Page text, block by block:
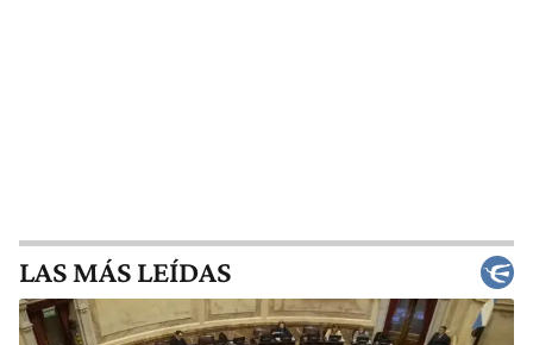
LAS MÁS LEÍDAS